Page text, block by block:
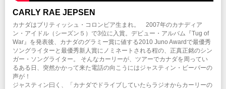
CARLY RAE JEPSEN
カナダはブリティッシュ・コロンビア生まれ。 2007年のカナディア
ン・アイドル（シーズン５）で3位に入賞。デビュー・アルバム『Tug of
War』を発表後、カナダのグラミー賞に値する2010 Juno Awardで最優秀
ソングライターと最優秀新人賞にノミネートされる程の、正真正銘のシン
ガー・ソングライター。 そんなカーリーが、ツアーでカナダを周ってい
るある日、突然かかって来た電話の向こうにはジャスティン・ビーバーの
声が！
ジャスティン曰く、「カナダでドライブしていたらラジオからカーリーの